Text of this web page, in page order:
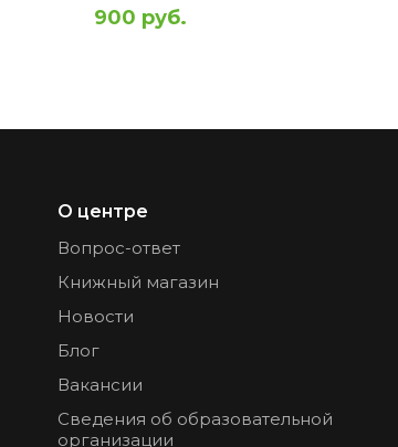
900 руб.
О центре
Вопрос-ответ
Книжный магазин
Новости
Блог
Вакансии
Сведения об образовательной
организации